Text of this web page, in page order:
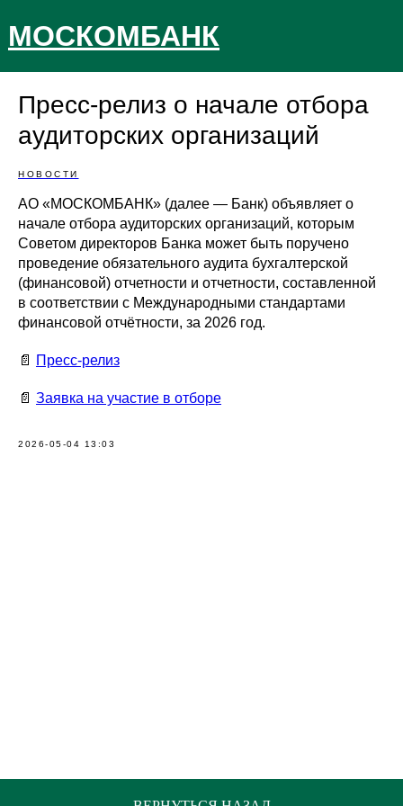
МОСКОМБАНК
Пресс-релиз о начале отбора
аудиторских организаций
НОВОСТИ
АО «МОСКОМБАНК» (далее — Банк) объявляет о
начале отбора аудиторских организаций, которым
Советом директоров Банка может быть поручено
проведение обязательного аудита бухгалтерской
(финансовой) отчетности и отчетности, составленной
в соответствии с Международными стандартами
финансовой отчётности, за 2026 год.
📄 Пресс-релиз
📄 Заявка на участие в отборе
2026-05-04 13:03